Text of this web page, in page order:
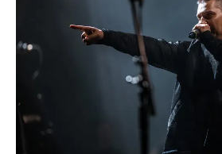
STRANA GLAZBA
FILM
MUSIC BOX